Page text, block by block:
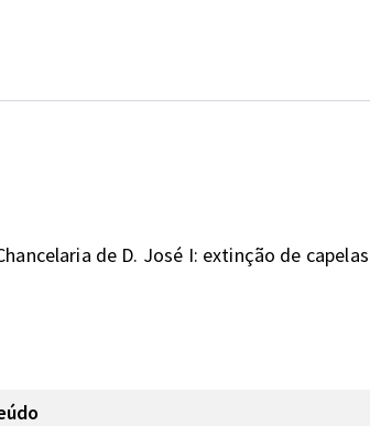
de D. José I: extinção de